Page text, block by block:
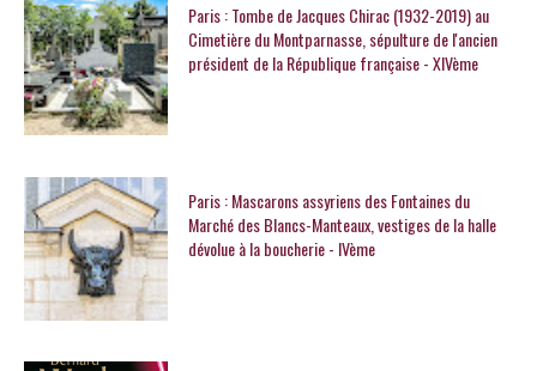
Paris : Tombe de Jacques Chirac (1932-2019) au
Cimetière du Montparnasse, sépulture de l'ancien
président de la République française - XIVème
Paris : Mascarons assyriens des Fontaines du
Marché des Blancs-Manteaux, vestiges de la halle
dévolue à la boucherie - IVème